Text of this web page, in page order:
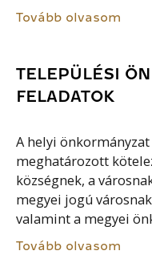
Tovább olvasom
TELEPÜLÉSI
FELADATOK
A helyi
meghatározott
községnek, a
megyei jogú
valamint a megyei
Tovább olvasom